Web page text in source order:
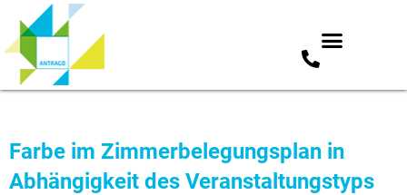
springen
Farbe im Zimmerbelegungsplan in
Abhängigkeit des Veranstaltungstyps